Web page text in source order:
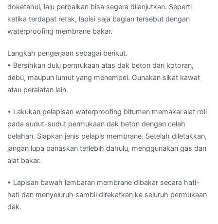
doketahui, lalu perbaikan bisa segera dilanjutkan. Seperti
ketika terdapat retak, lapisi saja bagian tersebut dengan
waterproofing membrane bakar.
Langkah pengerjaan sebagai berikut.
• Bersihkan dulu permukaan atas dak beton dari kotoran,
debu, maupun lumut yang menempel. Gunakan sikat kawat
atau peralatan lain.
• Lakukan pelapisan waterproofing bitumen memakai alat roll
pada sudut-sudut permukaan dak beton dengan celah
belahan. Siapkan jenis pelapis membrane. Setelah diletakkan,
jangan lupa panaskan terlebih dahulu, menggunakan gas dan
alat bakar.
• Lapisan bawah lembaran membrane dibakar secara hati-
hati dan menyeluruh sambil direkatkan ke seluruh permukaan
dak.